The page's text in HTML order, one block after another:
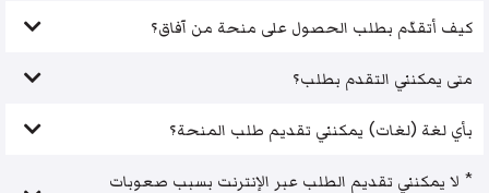
كيف أتقدّم بطلب الحصول على منحة من آفاق؟
متى يمكنني التقدم بطلب؟
بأي لغة (لغات) يمكنني تقديم طلب المنحة؟
* لا يمكنني تقديم الطلب عبر الإنترنت بسبب صعوبات